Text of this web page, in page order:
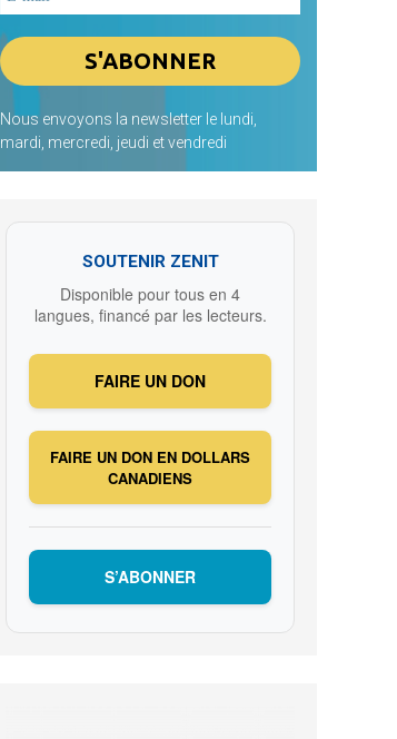
Nous envoyons la newsletter le lundi,
mardi, mercredi, jeudi et vendredi
SOUTENIR ZENIT
Disponible pour tous en 4
langues, financé par les lecteurs.
FAIRE UN DON
FAIRE UN DON EN DOLLARS
CANADIENS
S’ABONNER